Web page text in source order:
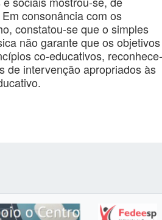
consonância com os
constatou-se que o simples
não garante que os objetivos
co-educativos, reconhece-
de intervenção apropriados às